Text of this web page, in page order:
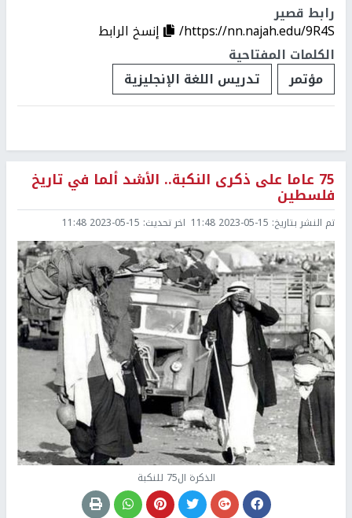
رابط قصير
https://nn.najah.edu/9R4S/
إنسخ الرابط
الكلمات المفتاحية
مؤتمر
تدريس اللغة الإنجليزية
75 عاما على ذكرى النكبة.. الأشد ألما في تاريخ
فلسطين
تم النشر بتاريخ: 2023-05-15 11:48 اخر تحديث: 2023-05-15 11:48
الذكرة ال75 للنكبة